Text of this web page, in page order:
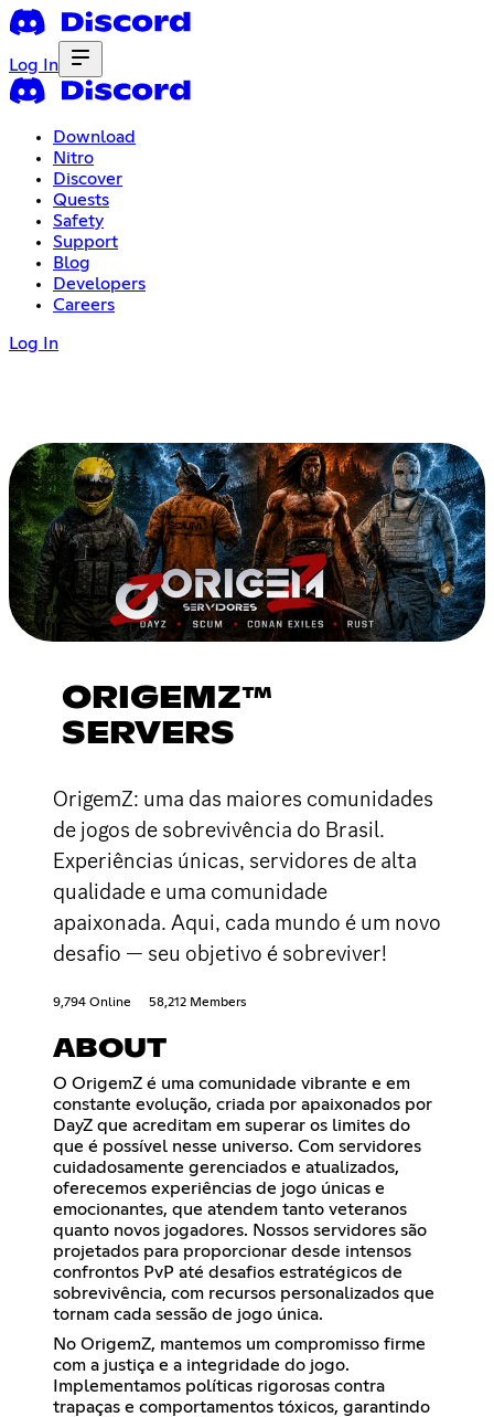
Log In
Download
Nitro
Discover
Quests
Safety
Support
Blog
Developers
Careers
Log In
ORIGEMZ™
SERVERS
OrigemZ: uma das maiores comunidades
de jogos de sobrevivência do Brasil.
Experiências únicas, servidores de alta
qualidade e uma comunidade
apaixonada. Aqui, cada mundo é um novo
desafio — seu objetivo é sobreviver!
9,794 Online 58,212 Members
ABOUT
O OrigemZ é uma comunidade vibrante e em
constante evolução, criada por apaixonados por
DayZ que acreditam em superar os limites do
que é possível nesse universo. Com servidores
cuidadosamente gerenciados e atualizados,
oferecemos experiências de jogo únicas e
emocionantes, que atendem tanto veteranos
quanto novos jogadores. Nossos servidores são
projetados para proporcionar desde intensos
confrontos PvP até desafios estratégicos de
sobrevivência, com recursos personalizados que
tornam cada sessão de jogo única.
No OrigemZ, mantemos um compromisso firme
com a justiça e a integridade do jogo.
Implementamos políticas rigorosas contra
trapaças e comportamentos tóxicos, garantindo